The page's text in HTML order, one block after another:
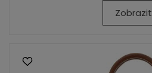
Zobrazit